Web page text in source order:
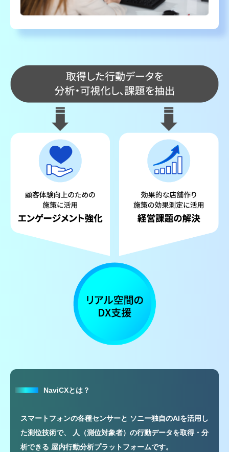
NaviCXとは？
スマートフォンの各種センサーと ソニー独自のAIを活用し
た測位技術で、
人（測位対象者）の行動データを取得・分
析できる 屋内行動分析プラットフォームです。